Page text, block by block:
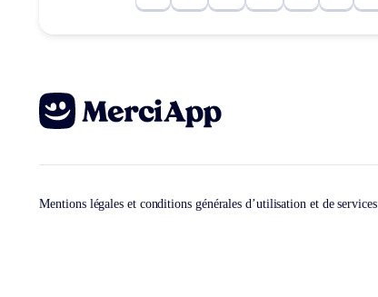
Mentions légales et conditions générales d’utilisation et de services